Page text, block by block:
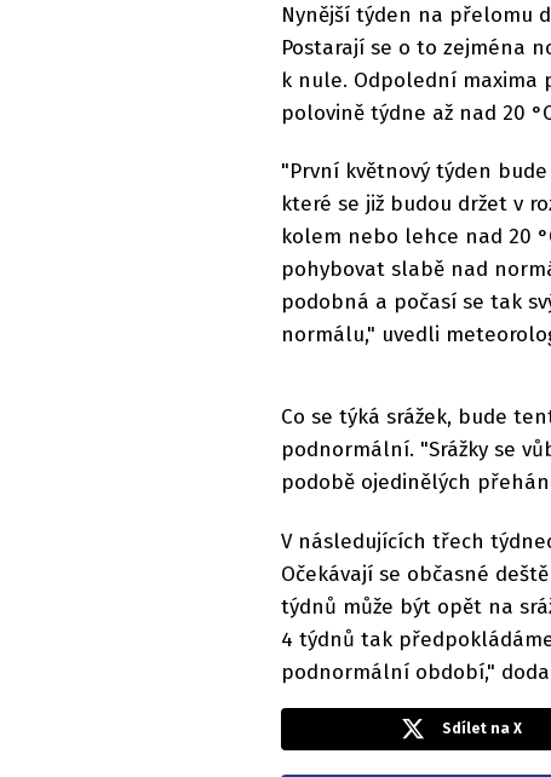
Nynější týden na přelomu
Postarají se o to zejména
k nule. Odpolední maxima
polovině týdne až nad 20
"První květnový týden
které se již budou držet v
kolem nebo lehce nad 20
pohybovat slabě nad
podobná a počasí se tak
normálu," uvedli
Co se týká srážek, bude
podnormální. "Srážky se
podobě ojedinělých
V následujících třech
Očekávají se občasné
týdnů může být opět na
4 týdnů tak
podnormální období,"
Sdílet na X